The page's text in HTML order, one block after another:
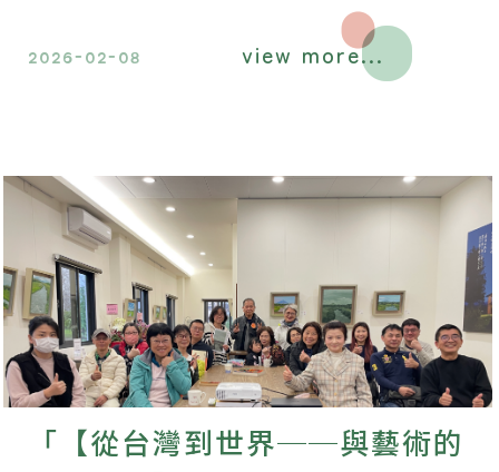
2026.3.7 (六) 14:00-16:00 地點｜
昶懋玉蘭園，歡迎報名參加​。
2026-02-08 view more...
「【從台灣到世界──與藝術的